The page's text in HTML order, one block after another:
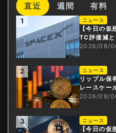
直近 週間 有料
1 ニュース
【今日の
TC評価減
円相当の
2026/08/
2 ニュース
リップル保
レースケー
ドル減
2026/08/
3 ニュース
【今日の